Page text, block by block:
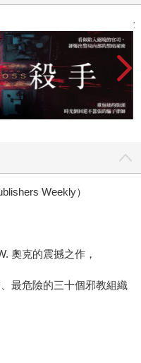
Weekly）
奧克的震撼之作，
最危險的三十個邪教組織